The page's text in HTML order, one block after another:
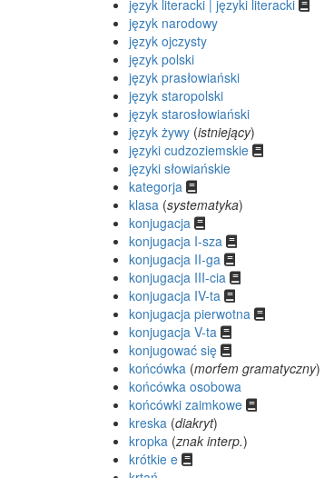
język literacki | języki literacki
język narodowy
język ojczysty
język polski
język prasłowiański
język staropolski
język starosłowiański
język żywy (istniejący)
języki cudzoziemskie
języki słowiańskie
kategorja
klasa (systematyka)
konjugacja
konjugacja I-sza
konjugacja II-ga
konjugacja III-cia
konjugacja IV-ta
konjugacja pierwotna
konjugacja V-ta
konjugować się
końcówka (morfem gramatyczny)
końcówka osobowa
końcówki zaimkowe
kreska (diakryt)
kropka (znak interp.)
krótkie e